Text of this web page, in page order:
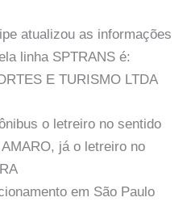
atualizou as informações
linha SPTRANS é:
E TURISMO LTDA
o letreiro no sentido
já o letreiro no
em São Paulo